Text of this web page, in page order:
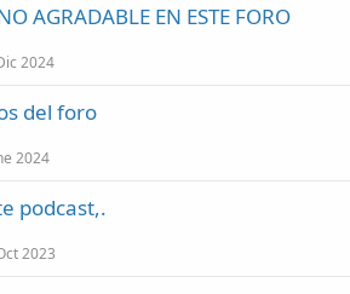
AGRADABLE EN ESTE FORO
2024
del foro
2024
podcast,.
2023